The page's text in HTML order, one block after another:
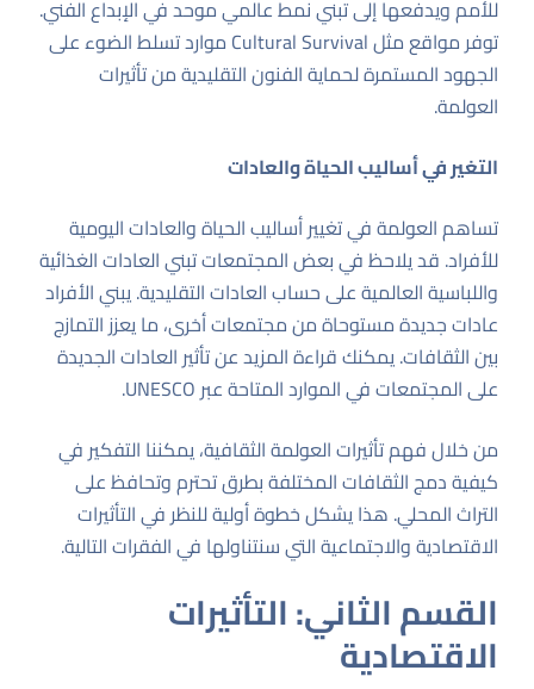
للأمم ويدفعها إلى تبني نمط عالمي موحد في الإبداع الفني.
توفر مواقع مثلCultural Survival موارد تسلط الضوء على
الجهود المستمرة لحماية الفنون التقليدية من تأثيرات
العولمة.
التغير في أساليب الحياة والعادات
تساهم العولمة في تغيير أساليب الحياة والعادات اليومية
للأفراد. قد يلاحظ في بعض المجتمعات تبني العادات الغذائية
واللباسية العالمية على حساب العادات التقليدية. يبني الأفراد
عادات جديدة مستوحاة من مجتمعات أخرى، ما يعزز التمازج
بين الثقافات. يمكنك قراءة المزيد عن تأثير العادات الجديدة
على المجتمعات في الموارد المتاحة عبرUNESCO
.
من خلال فهم تأثيرات العولمة الثقافية، يمكننا التفكير في
كيفية دمج الثقافات المختلفة بطرق تحترم وتحافظ على
التراث المحلي. هذا يشكل خطوة أولية للنظر في التأثيرات
الاقتصادية والاجتماعية التي سنتناولها في الفقرات التالية.
القسم الثاني: التأثيرات
الاقتصادية